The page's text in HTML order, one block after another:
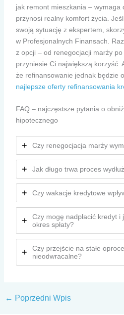
jak remont mieszkania – wymaga
przynosi realny komfort życia.
swoją sytuację z ekspertem,
w Profesjonalnych Finansach.
z opcji – od renegocjacji marży po
przyniesie Ci największą korzyść.
że refinansowanie jednak będzie
najlepsze oferty refinansowania
FAQ – najczęstsze pytania o
hipotecznego
Czy renegocjacja marży
Jak długo trwa proces
Czy wakacje kredytowe
Czy mogę nadpłacić kredyt
okres spłaty?
Czy przejście na stałe
nieodwracalne?
← Poprzedni Wpis